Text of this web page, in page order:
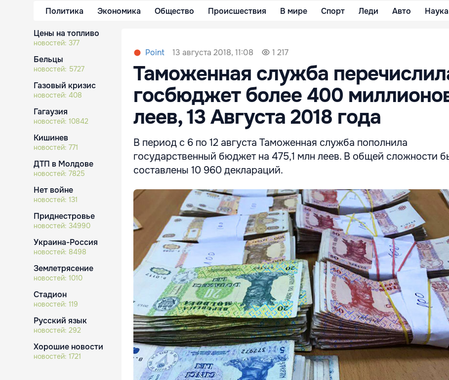
Политика Экономика Общество Происшествия В мире Спорт Леди Авто Наука
Цены на топливо
новостей: 377
Бельцы
новостей: 5727
Газовый кризис
новостей: 408
Гагаузия
новостей: 10842
Кишинев
новостей: 771
ДТП в Молдове
новостей: 7825
Нет войне
новостей: 131
Приднестровье
новостей: 34990
Украина-Россия
новостей: 8498
Землетрясение
новостей: 1010
Стадион
новостей: 119
Русский язык
новостей: 292
Хорошие новости
новостей: 1721
Point 13 августа 2018, 11:08 1 217
Таможенная служба
госбюджет более 400
леев, 13 Августа 2018 года
В период с 6 по 12 августа Таможенная служба пополнила
государственный бюджет на 475,1 млн леев. В общей сложности
составлены 10 960 деклараций.